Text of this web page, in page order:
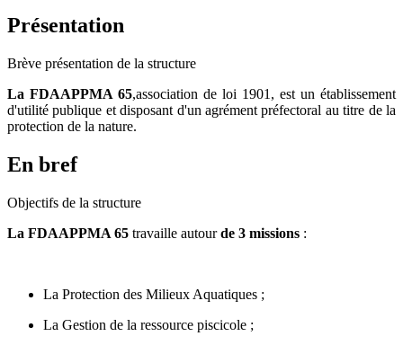
Présentation
Brève présentation de la structure
La FDAAPPMA 65,association de loi 1901, est un établissement
d'utilité publique et disposant d'un agrément préfectoral au titre de la
protection de la nature.
En bref
Objectifs de la structure
La FDAAPPMA 65 travaille autourde 3 missions :
La Protection des Milieux Aquatiques ;
La Gestion de la ressource piscicole ;